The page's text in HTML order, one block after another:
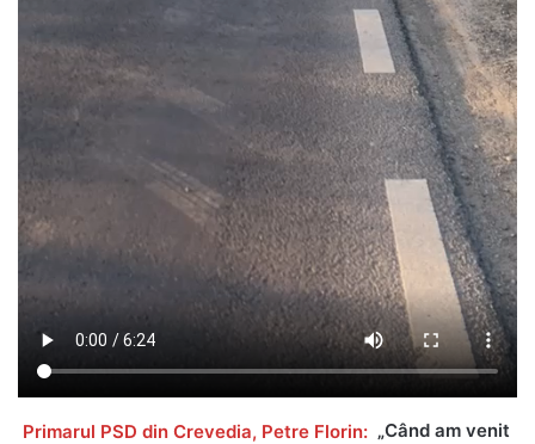
Primarul PSD din Crevedia, Petre Florin: „Când am venit